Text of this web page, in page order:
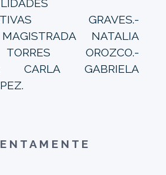
GRAVES.-
NATALIA
OROZCO.-
CARLA GABRIELA
N T A M E N T E